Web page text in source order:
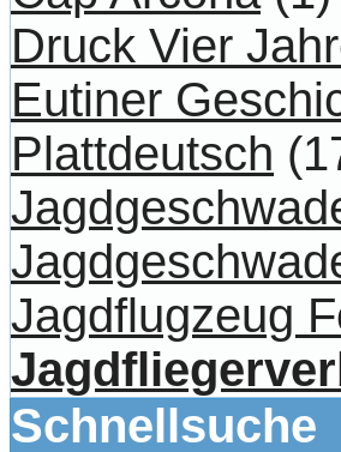
Druck Vier
Eutiner
Plattdeutsch
Jagdflugzeug
Schnellsuche